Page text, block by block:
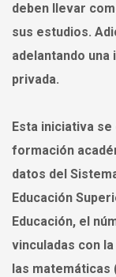
deben llevar
sus estudios.
adelantando una
privada.
Esta iniciativa
formación
datos del
Educación
Educación, el
vinculadas con
las matemáticas